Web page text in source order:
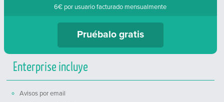
6€ por usuario facturado mensualmente
Pruébalo gratis
Enterprise incluye
Avisos por email